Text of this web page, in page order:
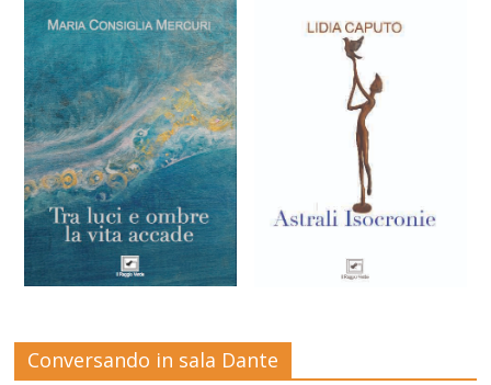
Conversando in sala Dante